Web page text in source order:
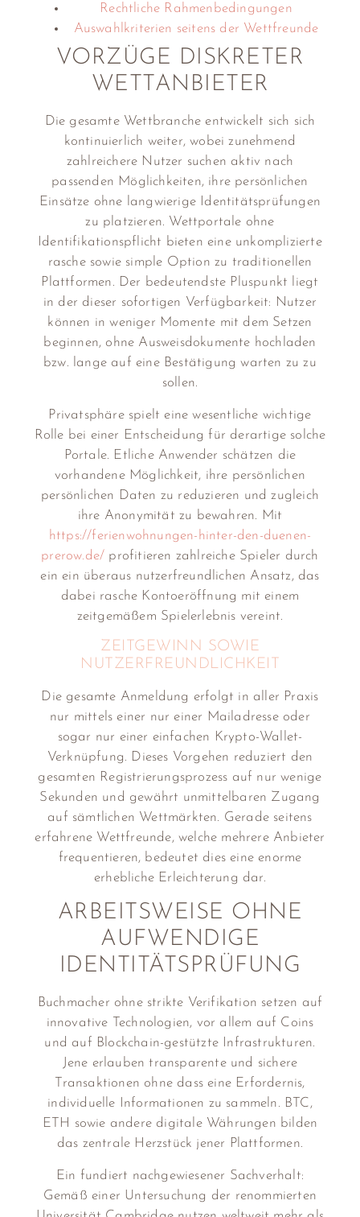
Rechtliche Rahmenbedingungen
Auswahlkriterien seitens der Wettfreunde
VORZÜGE DISKRETER
WETTANBIETER
Die gesamte Wettbranche entwickelt sich sich
kontinuierlich weiter, wobei zunehmend
zahlreichere Nutzer suchen aktiv nach
passenden Möglichkeiten, ihre persönlichen
Einsätze ohne langwierige Identitätsprüfungen
zu platzieren. Wettportale ohne
Identifikationspflicht bieten eine unkomplizierte
rasche sowie simple Option zu traditionellen
Plattformen. Der bedeutendste Pluspunkt liegt
in der dieser sofortigen Verfügbarkeit: Nutzer
können in weniger Momente mit dem Setzen
beginnen, ohne Ausweisdokumente hochladen
bzw. lange auf eine Bestätigung warten zu zu
sollen.
Privatsphäre spielt eine wesentliche wichtige
Rolle bei einer Entscheidung für derartige solche
Portale. Etliche Anwender schätzen die
vorhandene Möglichkeit, ihre persönlichen
persönlichen Daten zu reduzieren und zugleich
ihre Anonymität zu bewahren. Mit
https://ferienwohnungen-hinter-den-duenen-
prerow.de/ profitieren zahlreiche Spieler durch
ein ein überaus nutzerfreundlichen Ansatz, das
dabei rasche Kontoeröffnung mit einem
zeitgemäßem Spielerlebnis vereint.
ZEITGEWINN SOWIE
NUTZERFREUNDLICHKEIT
Die gesamte Anmeldung erfolgt in aller Praxis
nur mittels einer nur einer Mailadresse oder
sogar nur einer einfachen Krypto-Wallet-
Verknüpfung. Dieses Vorgehen reduziert den
gesamten Registrierungsprozess auf nur wenige
Sekunden und gewährt unmittelbaren Zugang
auf sämtlichen Wettmärkten. Gerade seitens
erfahrene Wettfreunde, welche mehrere Anbieter
frequentieren, bedeutet dies eine enorme
erhebliche Erleichterung dar.
ARBEITSWEISE OHNE
AUFWENDIGE
IDENTITÄTSPRÜFUNG
Buchmacher ohne strikte Verifikation setzen auf
innovative Technologien, vor allem auf Coins
und auf Blockchain-gestützte Infrastrukturen.
Jene erlauben transparente und sichere
Transaktionen ohne dass eine Erfordernis,
individuelle Informationen zu sammeln. BTC,
ETH sowie andere digitale Währungen bilden
das zentrale Herzstück jener Plattformen.
Ein fundiert nachgewiesener Sachverhalt:
Gemäß einer Untersuchung der renommierten